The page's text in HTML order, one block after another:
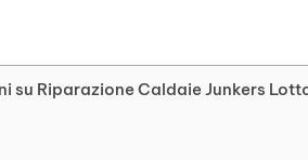
su Riparazione Caldaie Junkers